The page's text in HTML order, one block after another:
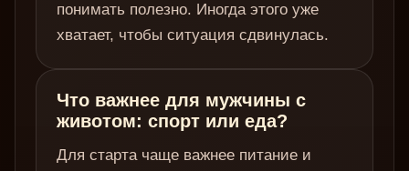
понимать полезно. Иногда этого уже
хватает, чтобы ситуация сдвинулась.
Что важнее для мужчины с
животом: спорт или еда?
Для старта чаще важнее питание и